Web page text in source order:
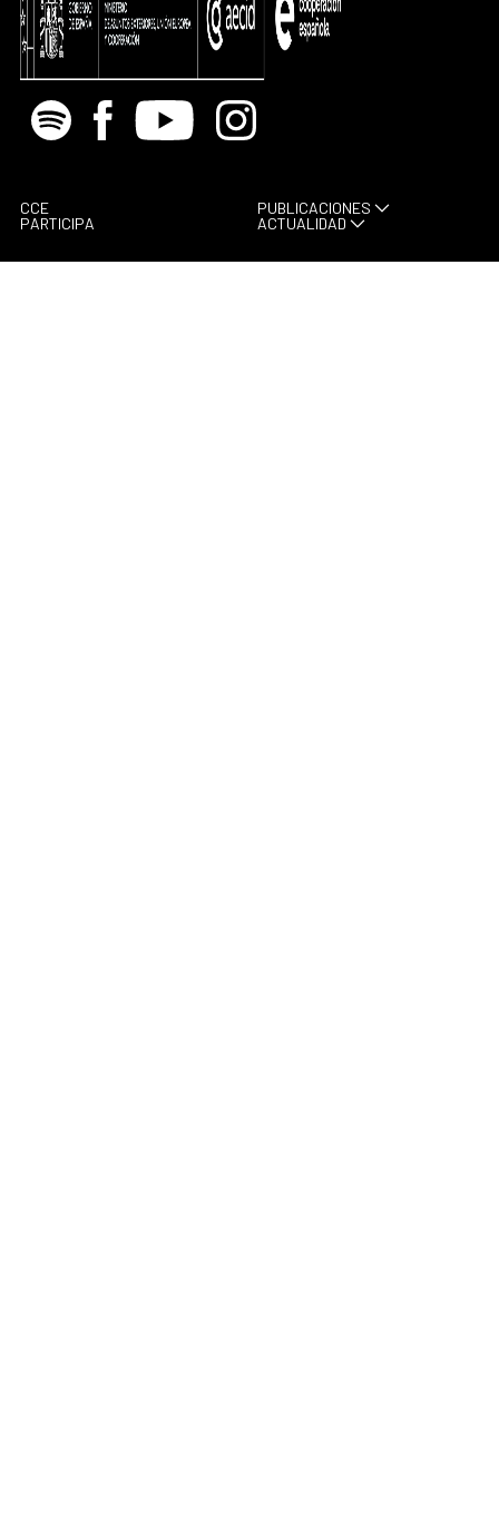
Spotify Facebook
Youtube Instagram
CCE
PARTICIPA
PUBLICACIONES
ACTUALIDAD